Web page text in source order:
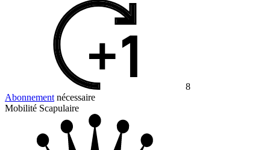
8
Abonnement nécessaire
Mobilité Scapulaire